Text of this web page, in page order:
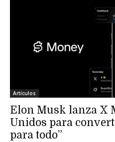
Artículos
Elon Musk lanza X
Unidos para
para todo”